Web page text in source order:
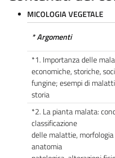
MICOLOGIA VEGETALE
* Argomenti
*1. Importanza delle
economiche, storiche,
fungine; esempi di
storia
*2. La pianta malata:
classificazione
delle malattie,
anatomia